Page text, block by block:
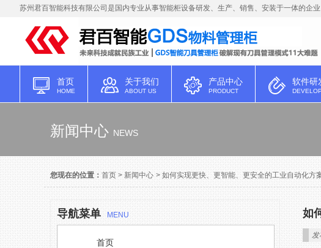
苏州君百智能科技有限公司是国内专业从事智能柜设备研发、生产、销售、安装于一体的企
首页
HOME
关于我们
ABOUT US
产品中心
PRODUCT
软件研
DEVELOP
新闻中心 NEWS
您现在的位置： 首页 > 新闻中心 > 如何实现更快、更智能、更安全的工业自动化方
导航菜单 MENU
首页
如
发